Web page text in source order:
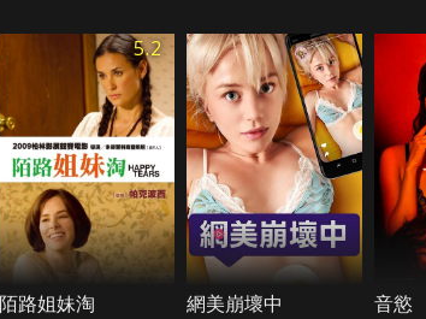
5.2
陌路姐妹淘 網美崩壞中 音慾